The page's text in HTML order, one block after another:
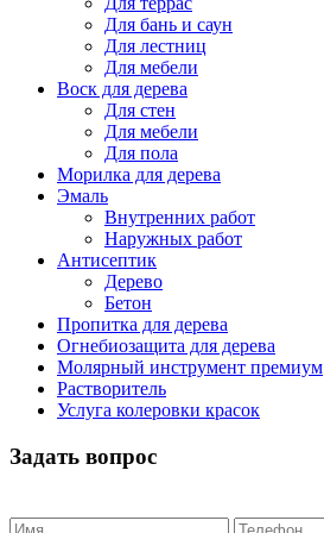
Для бань и саун
Для лестниц
Для мебели
Воск для дерева
Для стен
Для мебели
Для пола
Морилка для дерева
Эмаль
Внутренних работ
Наружных работ
Антисептик
Дерево
Бетон
Пропитка для дерева
Огнебиозащита для дерева
Молярный инструмент премиум
Растворитель
Услуга колеровки красок
Задать вопрос